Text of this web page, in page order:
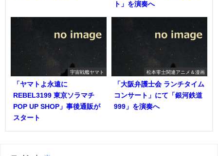
ト」を演奏へ
宇宙戦艦ヤマト
「ヤマトよ永遠に
REBEL3199 東京ソラマチ
POP UP SHOP」事後通販が
スタート
松本零士関連アニメ＆漫画
「大阪弁護士会 ランチタイム
コンサート」にて「銀河鉄道
999」を演奏へ